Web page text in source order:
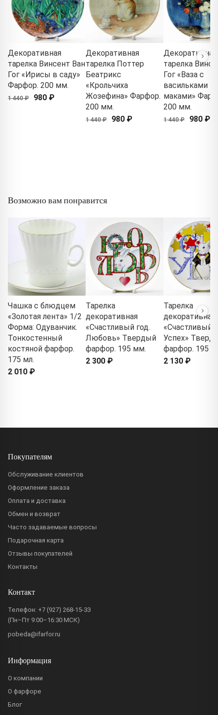
Декоративная
тарелка Винсент Ван
Гог «Ирисы в саду»
Фарфор. 200 мм.
1 440 ₽ 980 ₽
Декоративная
тарелка Поттер
Беатрикс
«Крольчиха
Жозефина» Фарфор.
200 мм.
1 440 ₽ 980 ₽
Декоративная
тарелка
Гог «Ваза с
васильками и
маками»
200 мм.
1 440 ₽ 980 ₽
Возможно вам понравится
Чашка с блюдцем
«Золотая лента» 1/2
Форма: Одуванчик.
Тонкостенный
костяной фарфор.
175 мл.
2 010 ₽
Тарелка
декоративная
«Счастливый год.
Любовь» Твердый
фарфор. 195 мм.
2 300 ₽
Тарелка
декоративная
«Счастливый
Успех»
фарфор. 195
2 130 ₽
Покупателям
Обслуживание клиентов
Оформление заказа
Оплата и доставка
Обмен и возврат
Часто задаваемые вопросы
Подарочная карта
Отзывы покупателей
Контакты
Контакт
Телефон: +7 (927) 268-15-33
(Пн–Пт 9:00–16:30 МСК)
pobeda@ifarfor.ru
Информация
О компании
О фарфоре
Блог